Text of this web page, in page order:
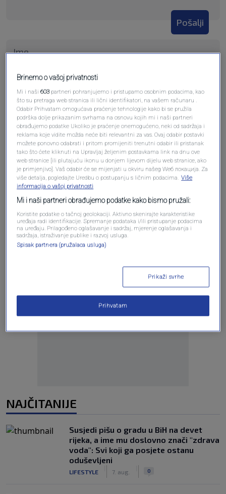
Pošalji
Oglas
NAJČITANIJE
Susjedi pišu o gradu u BiH na devet
rijeka, a ime mu doslovno znači "zdrava
voda": Svi koji ga posjete ostanu
oduševljeni
LIFESTYLE 7. aug. 0
Brinemo o vašoj privatnosti
Mi i naši603 partneri pohranjujemo i pristupamo osobnim podacima, kao
što su pretraga web stranica ili lični identifikatori, na vašem računaru .
Odabir Prihvatam omogućava praćenje tehnologije kako bi se pružila
podrška dolje prikazanim svrhama na osnovu kojih mi i naši partneri
obrađujemo podatke Ukoliko je praćenje onemogućeno, neki od sadržaja i
reklama koje vidite možda neće biti relevantni za vas. Ovaj odabir postavki
možete ponovno odabrati i pritom promijeniti trenutni odabir ili pristanak
tako što ćete kliknuti na Upravljaj željenim postavkama link na dnu ove
web stranice [ili plutajuću ikonu u donjem lijevom dijelu web stranice, ako
je primjenjivo]. Vaš odabir će se mijenjati u okviru našeg Wеб локација. Za
više detalja, pogledajte Uredbu o postupanju s ličnim podacima. Više
informacija o vašoj privatnosti
Mi i naši partneri obrađujemo podatke kako bismo pružali:
Koristite podatke o tačnoj geolokaciji. Aktivno skenirajte karakteristike
uređaja radi identifikacije. Spremanje podataka i/ili pristupanje podacima
na uređaju. Prilagođeno oglašavanje i sadržaj, mjerenje oglašavanja i
sadržaja, istraživanje publike i razvoj usluga.
Spisak partnera (pružalaca usluga)
Prikaži svrhe
Prihvatam